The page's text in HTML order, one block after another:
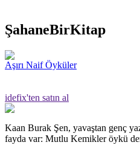
ŞahaneBirKitap
Aşırı Naif Öyküler
idefix'ten satın al
Kaan Burak Şen, yavaştan genç
fayda var: Mutlu Kemikler öykü